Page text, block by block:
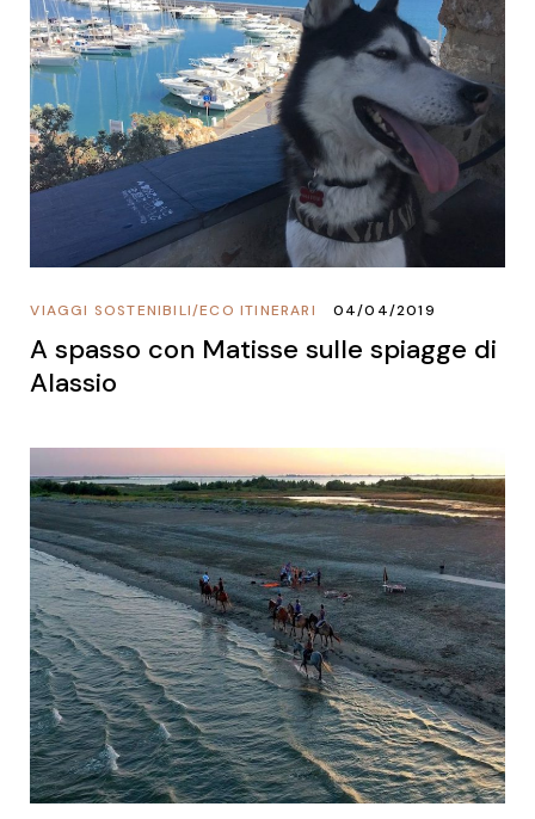
ECO ITINERARI
/
VIAGGI SOSTENIBILI 04/04/2019
A spasso con Matisse sulle spiagge di
Alassio